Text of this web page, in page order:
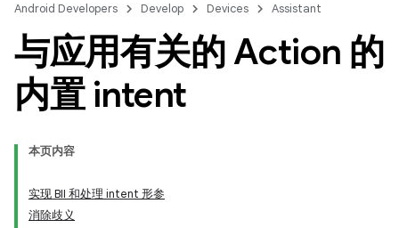
Android Developers Develop Devices Assistant
与应用有关的 Action 的
内置 intent
本页内容
实现 BII 和处理 intent 形参
消除歧义